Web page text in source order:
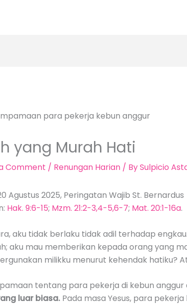
yang Murah Hati
Comment / Renungan Harian/ BySulpicio
Agustus 2025, Peringatan Wajib St. Bernardus
Hak. 9:6-15; Mzm. 21:2-3,4-5,6-7; Mat. 20:1-16a.
aku tidak berlaku tidak adil terhadap
aku mau memberikan kepada orang yang
milikku menurut kehendak hatiku?
tentang para pekerja di kebun anggur
luar biasa. Pada masa Yesus, para